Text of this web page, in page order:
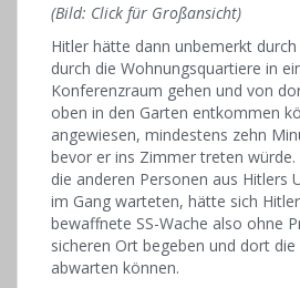
(Bild: Click für Großansicht)
Hitler hätte dann unbemerkt
durch die Wohnungsquartiere in
Konferenzraum gehen und von
oben in den Garten entkommen
angewiesen, mindestens zehn
bevor er ins Zimmer treten würde.
die anderen Personen aus Hitlers
im Gang warteten, hätte sich
bewaffnete SS-Wache also ohne
sicheren Ort begeben und dort
abwarten können.